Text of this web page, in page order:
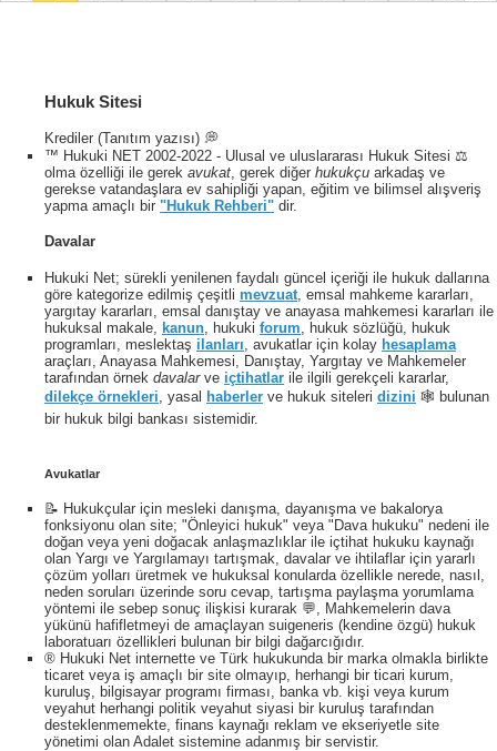
Hukuk Sitesi
Krediler (Tanıtım yazısı) 💭
™ Hukuki NET 2002-2022 - Ulusal ve uluslararası Hukuk Sitesi ⚖️
olma özelliği ile gerek avukat , gerek diğer hukukçu arkadaş ve
gerekse vatandaşlara ev sahipliği yapan, eğitim ve bilimsel alışveriş
yapma amaçlı bir "Hukuk Rehberi" dir.
Davalar
Hukuki Net; sürekli yenilenen faydalı güncel içeriği ile hukuk dallarına
göre kategorize edilmiş çeşitli mevzuat , emsal mahkeme kararları,
yargıtay kararları, emsal danıştay ve anayasa mahkemesi kararları ile
hukuksal makale, kanun , hukuki forum , hukuk sözlüğü, hukuk
programları, meslektaş ilanları , avukatlar için kolay hesaplama
araçları, Anayasa Mahkemesi, Danıştay, Yargıtay ve Mahkemeler
tarafından örnek davalarve içtihatlar ile ilgili gerekçeli kararlar,
dilekçe örnekleri , yasal haberler ve hukuk siteleri dizini 🕸 bulunan
bir hukuk bilgi bankası sistemidir.
Avukatlar
📝 Hukukçular için mesleki danışma, dayanışma ve bakalorya
fonksiyonu olan site; "Önleyici hukuk" veya "Dava hukuku" nedeni ile
doğan veya yeni doğacak anlaşmazlıklar ile içtihat hukuku kaynağı
olan Yargı ve Yargılamayı tartışmak, davalar ve ihtilaflar için yararlı
çözüm yolları üretmek ve hukuksal konularda özellikle nerede, nasıl,
neden soruları üzerinde soru cevap, tartışma paylaşma yorumlama
yöntemi ile sebep sonuç ilişkisi kurarak 💬, Mahkemelerin dava
yükünü hafifletmeyi de amaçlayan suigeneris (kendine özgü) hukuk
laboratuarı özellikleri bulunan bir bilgi dağarcığıdır.
® Hukuki Net internette ve Türk hukukunda bir marka olmakla birlikte
ticaret veya iş amaçlı bir site olmayıp, herhangi bir ticari kurum,
kuruluş, bilgisayar programı firması, banka vb. kişi veya kurum
veyahut herhangi politik veyahut siyasi bir kuruluş tarafından
desteklenmemekte, finans kaynağı reklam ve ekseriyetle site
yönetimi olan Adalet sistemine adanmış bir servistir.